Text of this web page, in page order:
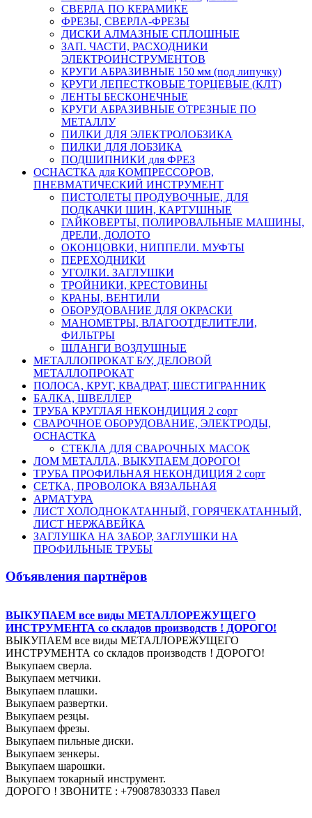
СВЕРЛА ПО КЕРАМИКЕ
ФРЕЗЫ, СВЕРЛА-ФРЕЗЫ
ДИСКИ АЛМАЗНЫЕ СПЛОШНЫЕ
ЗАП. ЧАСТИ, РАСХОДНИКИ
ЭЛЕКТРОИНСТРУМЕНТОВ
КРУГИ АБРАЗИВНЫЕ 150 мм (под липучку)
КРУГИ ЛЕПЕСТКОВЫЕ ТОРЦЕВЫЕ (КЛТ)
ЛЕНТЫ БЕСКОНЕЧНЫЕ
КРУГИ АБРАЗИВНЫЕ ОТРЕЗНЫЕ ПО
МЕТАЛЛУ
ПИЛКИ ДЛЯ ЭЛЕКТРОЛОБЗИКА
ПИЛКИ ДЛЯ ЛОБЗИКА
ПОДШИПНИКИ для ФРЕЗ
ОСНАСТКА для КОМПРЕССОРОВ,
ПНЕВМАТИЧЕСКИЙ ИНСТРУМЕНТ
ПИСТОЛЕТЫ ПРОДУВОЧНЫЕ, ДЛЯ
ПОДКАЧКИ ШИН, КАРТУШНЫЕ
ГАЙКОВЕРТЫ, ПОЛИРОВАЛЬНЫЕ МАШИНЫ,
ДРЕЛИ, ДОЛОТО
ОКОНЦОВКИ, НИППЕЛИ. МУФТЫ
ПЕРЕХОДНИКИ
УГОЛКИ. ЗАГЛУШКИ
ТРОЙНИКИ, КРЕСТОВИНЫ
КРАНЫ, ВЕНТИЛИ
ОБОРУДОВАНИЕ ДЛЯ ОКРАСКИ
МАНОМЕТРЫ, ВЛАГООТДЕЛИТЕЛИ,
ФИЛЬТРЫ
ШЛАНГИ ВОЗДУШНЫЕ
МЕТАЛЛОПРОКАТ Б/У, ДЕЛОВОЙ
МЕТАЛЛОПРОКАТ
ПОЛОСА, КРУГ, КВАДРАТ, ШЕСТИГРАННИК
БАЛКА, ШВЕЛЛЕР
ТРУБА КРУГЛАЯ НЕКОНДИЦИЯ 2 сорт
СВАРОЧНОЕ ОБОРУДОВАНИЕ, ЭЛЕКТРОДЫ,
ОСНАСТКА
СТЕКЛА ДЛЯ СВАРОЧНЫХ МАСОК
ЛОМ МЕТАЛЛА, ВЫКУПАЕМ ДОРОГО!
ТРУБА ПРОФИЛЬНАЯ НЕКОНДИЦИЯ 2 сорт
СЕТКА, ПРОВОЛОКА ВЯЗАЛЬНАЯ
АРМАТУРА
ЛИСТ ХОЛОДНОКАТАННЫЙ, ГОРЯЧЕКАТАННЫЙ,
ЛИСТ НЕРЖАВЕЙКА
ЗАГЛУШКА НА ЗАБОР, ЗАГЛУШКИ НА
ПРОФИЛЬНЫЕ ТРУБЫ
Объявления партнёров
ВЫКУПАЕМ все виды МЕТАЛЛОРЕЖУЩЕГО
ИНСТРУМЕНТА со складов производств ! ДОРОГО!
ВЫКУПАЕМ все виды МЕТАЛЛОРЕЖУЩЕГО
ИНСТРУМЕНТА со складов производств ! ДОРОГО!
Выкупаем сверла.
Выкупаем метчики.
Выкупаем плашки.
Выкупаем развертки.
Выкупаем резцы.
Выкупаем фрезы.
Выкупаем пильные диски.
Выкупаем зенкеры.
Выкупаем шарошки.
Выкупаем токарный инструмент.
ДОРОГО ! ЗВОНИТЕ : +79087830333 Павел